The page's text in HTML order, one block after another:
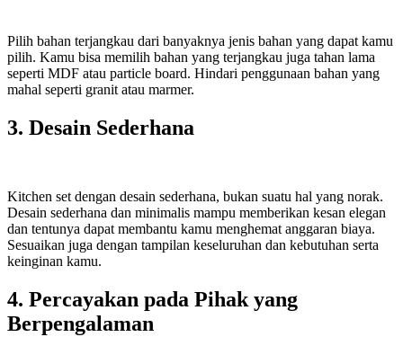
Pilih bahan terjangkau dari banyaknya jenis bahan yang dapat kamu
pilih. Kamu bisa memilih bahan yang terjangkau juga tahan lama
seperti MDF atau particle board. Hindari penggunaan bahan yang
mahal seperti granit atau marmer.
3. Desain Sederhana
Kitchen set dengan desain sederhana, bukan suatu hal yang norak.
Desain sederhana dan minimalis mampu memberikan kesan elegan
dan tentunya dapat membantu kamu menghemat anggaran biaya.
Sesuaikan juga dengan tampilan keseluruhan dan kebutuhan serta
keinginan kamu.
4. Percayakan pada Pihak yang
Berpengalaman